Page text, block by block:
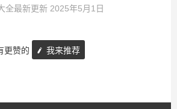
全最新更新 2025年5月1日
更赞的 我来推荐